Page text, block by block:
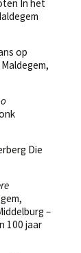
In het
op
Die
–
100 jaar